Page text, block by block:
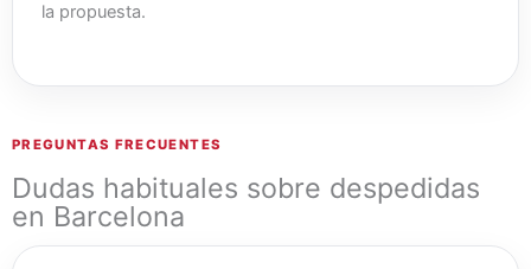
la propuesta.
PREGUNTAS FRECUENTES
Dudas habituales sobre despedidas
en Barcelona